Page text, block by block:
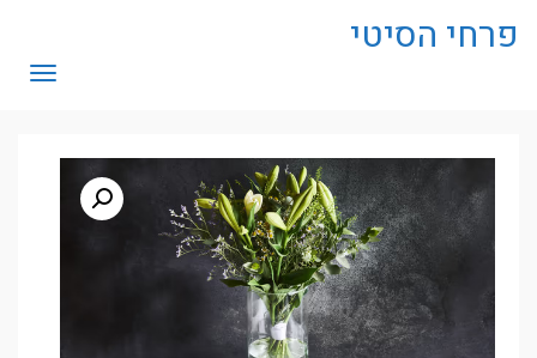
פרחי הסיטי